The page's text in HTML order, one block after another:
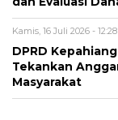
Kamis, 16 Juli 2026 -
DPRD
Tekankan
Masyarakat